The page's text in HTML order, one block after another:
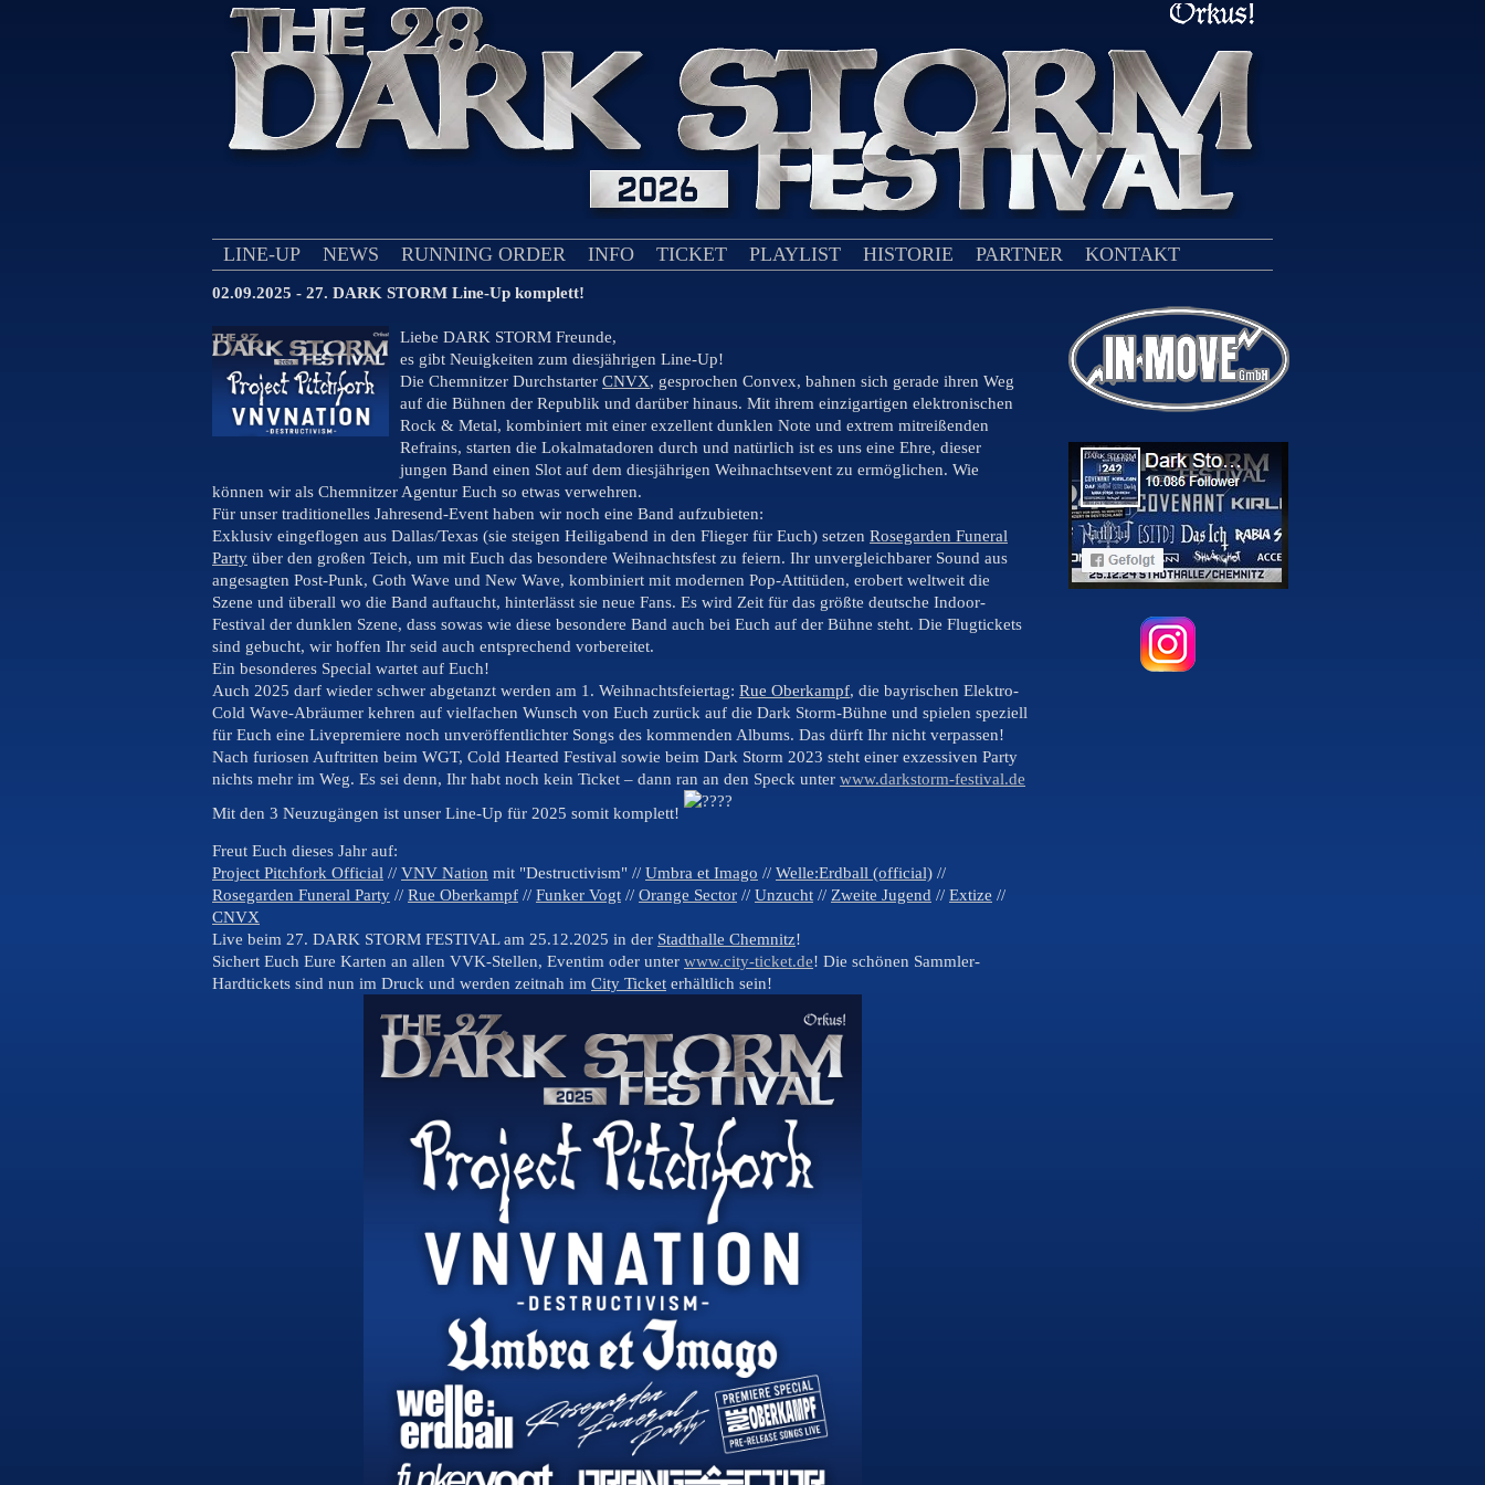
LINE-UP NEWS RUNNING ORDER INFO TICKET PLAYLIST HISTORIE PARTNER KONTAKT
02.09.2025 - 27. DARK STORM Line-Up komplett!
Liebe DARK STORM Freunde,
es gibt Neuigkeiten zum diesjährigen Line-Up!
Die Chemnitzer Durchstarter CNVX, gesprochen Convex, bahnen sich gerade ihren Weg
auf die Bühnen der Republik und darüber hinaus. Mit ihrem einzigartigen elektronischen
Rock & Metal, kombiniert mit einer exzellent dunklen Note und extrem mitreißenden
Refrains, starten die Lokalmatadoren durch und natürlich ist es uns eine Ehre, dieser
jungen Band einen Slot auf dem diesjährigen Weihnachtsevent zu ermöglichen. Wie
können wir als Chemnitzer Agentur Euch so etwas verwehren.
Für unser traditionelles Jahresend-Event haben wir noch eine Band aufzubieten:
Exklusiv eingeflogen aus Dallas/Texas (sie steigen Heiligabend in den Flieger für Euch) setzen Rosegarden Funeral
Party über den großen Teich, um mit Euch das besondere Weihnachtsfest zu feiern. Ihr unvergleichbarer Sound aus
angesagten Post-Punk, Goth Wave und New Wave, kombiniert mit modernen Pop-Attitüden, erobert weltweit die
Szene und überall wo die Band auftaucht, hinterlässt sie neue Fans. Es wird Zeit für das größte deutsche Indoor-
Festival der dunklen Szene, dass sowas wie diese besondere Band auch bei Euch auf der Bühne steht. Die Flugtickets
sind gebucht, wir hoffen Ihr seid auch entsprechend vorbereitet.
Ein besonderes Special wartet auf Euch!
Auch 2025 darf wieder schwer abgetanzt werden am 1. Weihnachtsfeiertag: Rue Oberkampf, die bayrischen Elektro-
Cold Wave-Abräumer kehren auf vielfachen Wunsch von Euch zurück auf die Dark Storm-Bühne und spielen speziell
für Euch eine Livepremiere noch unveröffentlichter Songs des kommenden Albums. Das dürft Ihr nicht verpassen!
Nach furiosen Auftritten beim WGT, Cold Hearted Festival sowie beim Dark Storm 2023 steht einer exzessiven Party
nichts mehr im Weg. Es sei denn, Ihr habt noch kein Ticket – dann ran an den Speck unter www.darkstorm-festival.de
Mit den 3 Neuzugängen ist unser Line-Up für 2025 somit komplett!
Freut Euch dieses Jahr auf:
Project Pitchfork Official // VNV Nation mit "Destructivism" // Umbra et Imago // Welle:Erdball (official) //
Rosegarden Funeral Party // Rue Oberkampf // Funker Vogt // Orange Sector // Unzucht // Zweite Jugend // Extize //
CNVX
Live beim 27. DARK STORM FESTIVAL am 25.12.2025 in der Stadthalle Chemnitz!
Sichert Euch Eure Karten an allen VVK-Stellen, Eventim oder unter www.city-ticket.de! Die schönen Sammler-
Hardtickets sind nun im Druck und werden zeitnah im City Ticket erhältlich sein!